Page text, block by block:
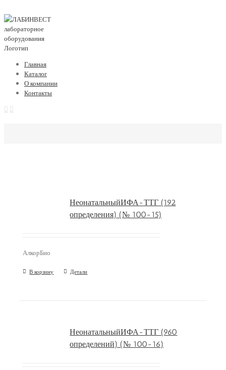
Главная
Каталог
О компании
Контакты
НеонатальныйИФА-ТТГ (192
определения) (№ 100-15)
АлкорБио
В корзину Детали
НеонатальныйИФА-ТТГ (960
определений) (№ 100-16)